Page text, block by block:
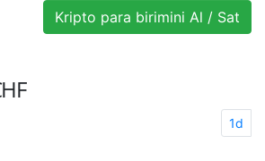
Kripto para birimini Al / Sat
1d